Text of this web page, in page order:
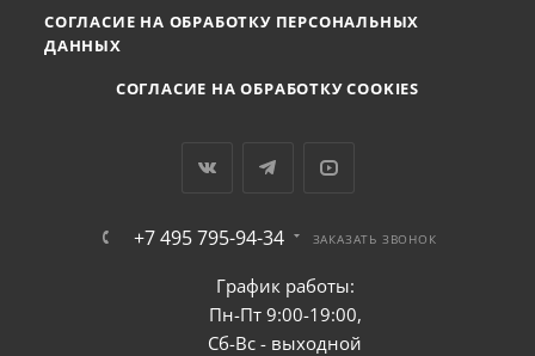
СОГЛАСИЕ НА ОБРАБОТКУ ПЕРСОНАЛЬНЫХ
ДАННЫХ
СОГЛАСИЕ НА ОБРАБОТКУ COOKIES
+7 495 795-94-34 ЗАКАЗАТЬ ЗВОНОК
График работы:
Пн-Пт 9:00-19:00,
Сб-Вс - выходной